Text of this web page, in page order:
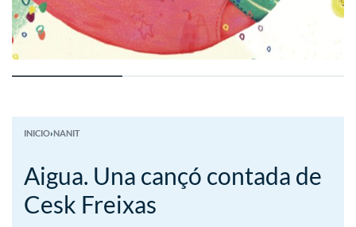
INICIO›NANIT
Aigua. Una cançó contada de
Cesk Freixas